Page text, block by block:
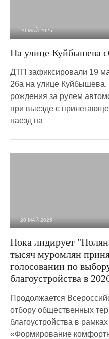
20 МАЙ 2025
На улице Куйбышева
ДТП зафиксировали 19
26а на улице
рождения за рулем
при выезде с
наезд на
20 МАЙ 2025
Пока лидирует
тысяч муромлян
голосовании по
благоустройства в
Продолжается
отбору общественных
благоустройства в
«Формирование